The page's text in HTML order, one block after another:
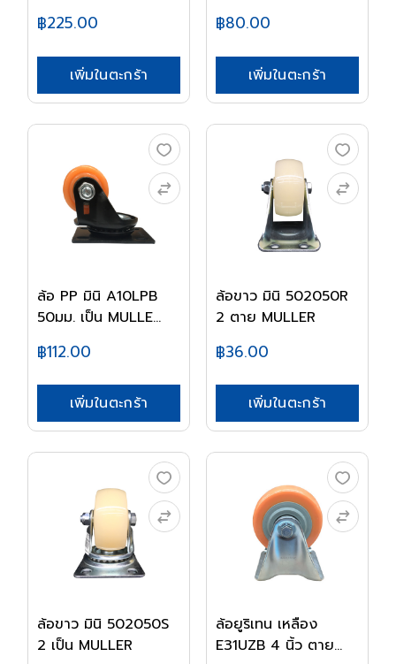
฿225.00
เพิ่มในตะกร้า
฿80.00
เพิ่มในตะกร้า
ล้อ PP มินิ A10LPB
50มม. เป็น MULLE...
฿112.00
เพิ่มในตะกร้า
ล้อขาว มินิ 502050R
2 ตาย MULLER
฿36.00
เพิ่มในตะกร้า
ล้อขาว มินิ 502050S
2 เป็น MULLER
ล้อยูริเทน เหลือง
E31UZB 4 นิ้ว ตาย...